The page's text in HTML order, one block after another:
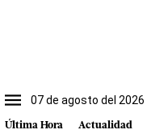
07 de agosto del 2026
Última Hora Actualidad